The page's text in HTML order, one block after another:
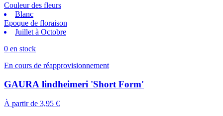
Couleur des fleurs
Blanc
Epoque de floraison
Juillet à Octobre
0 en stock
En cours de réapprovisionnement
GAURA lindheimeri 'Short Form'
À partir de 3,95 €